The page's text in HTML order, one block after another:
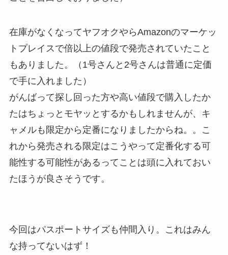
在庫がなくなってヤフオクやらAmazonのマーケッ
トプレイスで倍以上の値段で発売されていたこと
もありました。（1号さんと2号さんは普通に定価
で手に入れました）
がんばって探し回った方や高い値段で購入したか
たはちょっとモヤッとするかもしれませんが、キ
ャメルも限定から定番になりましたからね。。こ
れから発売される限定はこうやって定番化する可
能性する可能性があるってことは頭に入れておい
たほうが良さそうです。
今回はパスポートサイズも仲間入り。これはみん
な持ってないはず！